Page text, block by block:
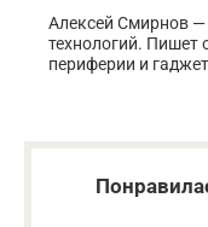
Алексей Смирнов —
технологий. Пишет
периферии и